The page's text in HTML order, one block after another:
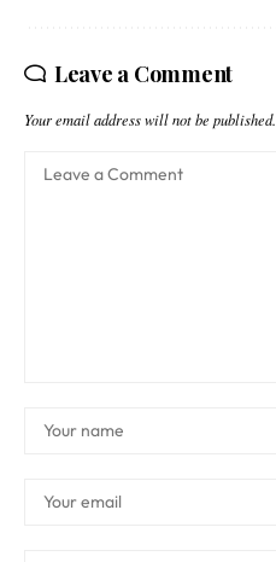
Leave a Comment
Your email address will not be published.